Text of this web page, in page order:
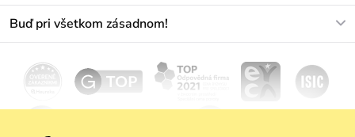
Materiály a údržba
Vrátenie a reklamácia
Darčekové poukazy
Velkoobchod
We Care
Buď pri všetkom zásadnom!
Odoberať